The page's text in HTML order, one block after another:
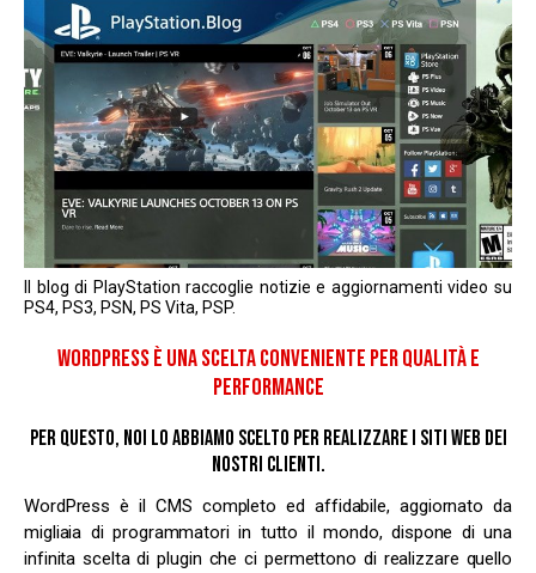
blog di PlayStation raccoglie notizie e aggiornamenti video su
PS4, PS3, PSN, PS Vita, PSP.
WORDPRESS È UNA SCELTA CONVENIENTE PER QUALITÀ E
PERFORMANCE
PER QUESTO, NOI LO ABBIAMO SCELTO PER REALIZZARE I SITI WEB DEI
NOSTRI CLIENTI.
WordPress è il CMS completo ed affidabile, aggiornato da
migliaia di programmatori in tutto il mondo, dispone di una
infinita scelta di plugin che ci permettono di realizzare quello